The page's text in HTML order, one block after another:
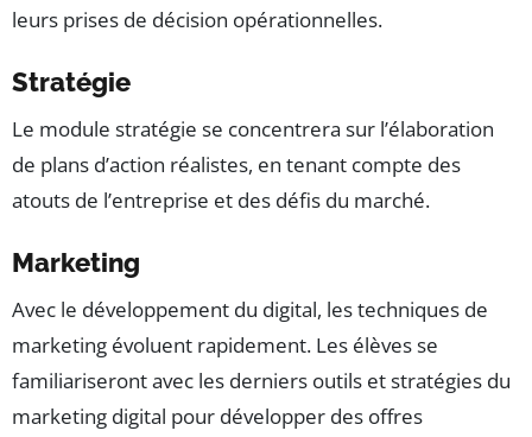
leurs prises de décision opérationnelles.
Stratégie
Le module stratégie se concentrera sur l’élaboration
de plans d’action réalistes, en tenant compte des
atouts de l’entreprise et des défis du marché.
Marketing
Avec le développement du digital, les techniques de
marketing évoluent rapidement. Les élèves se
familiariseront avec les derniers outils et stratégies du
marketing digital pour développer des offres